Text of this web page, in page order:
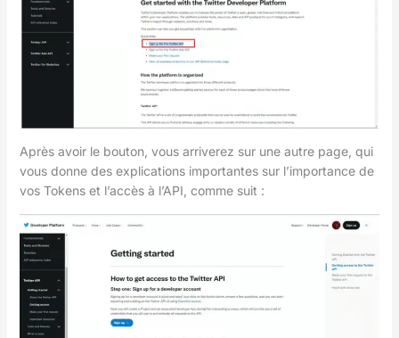
Après avoir le bouton, vous arriverez sur une autre page, qui
vous donne des explications importantes sur l’importance de
vos Tokens et l’accès à l’API, comme suit :